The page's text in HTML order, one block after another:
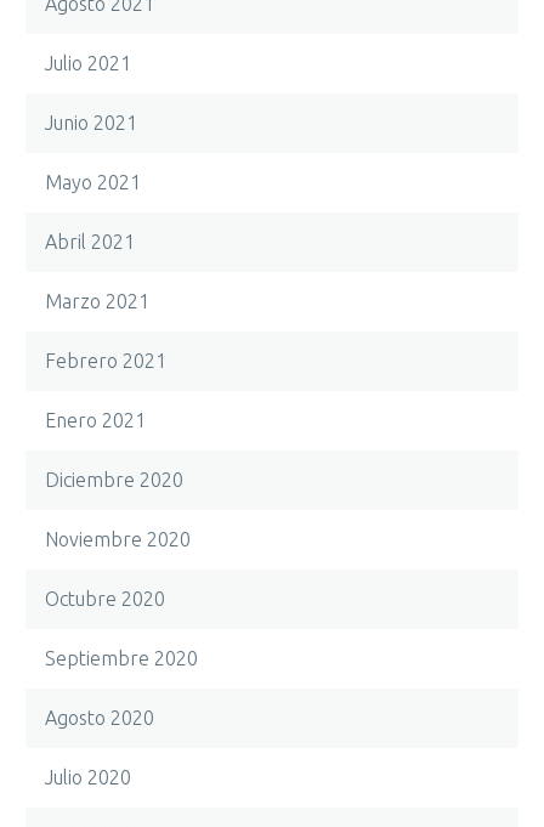
Julio 2021
Junio 2021
Mayo 2021
Abril 2021
Marzo 2021
Febrero 2021
Enero 2021
Diciembre 2020
Noviembre 2020
Octubre 2020
Septiembre 2020
Agosto 2020
Julio 2020